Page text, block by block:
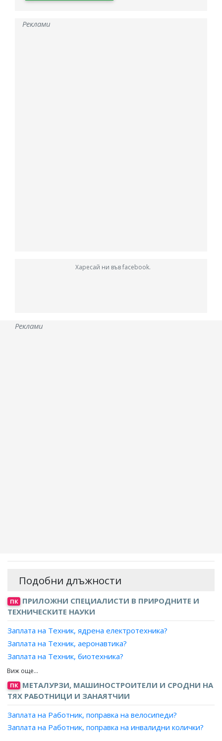
Реклами
Харесай ни във facebook.
Реклами
Подобни длъжности
ПК ПРИЛОЖНИ СПЕЦИАЛИСТИ В ПРИРОДНИТЕ И
ТЕХНИЧЕСКИТЕ НАУКИ
Заплата на Техник, ядрена електротехника?
Заплата на Техник, аеронавтика?
Заплата на Техник, биотехника?
Заплата на Техник, механик?
Заплата на Техник-механик, автомобили и кари?
Заплата на Техник-механик, аеронавтика?
Заплата на Техник-механик, газови турбини?
Заплата на Техник-механик, двигатели?
Заплата на Техник-механик, двигатели с вътрешно
ПК МЕТАЛУРЗИ, МАШИНОСТРОИТЕЛИ И СРОДНИ НА
ТЯХ РАБОТНИЦИ И ЗАНАЯТЧИИ
Заплата на Работник, поправка на велосипеди?
Заплата на Работник, поправка на инвалидни колички?